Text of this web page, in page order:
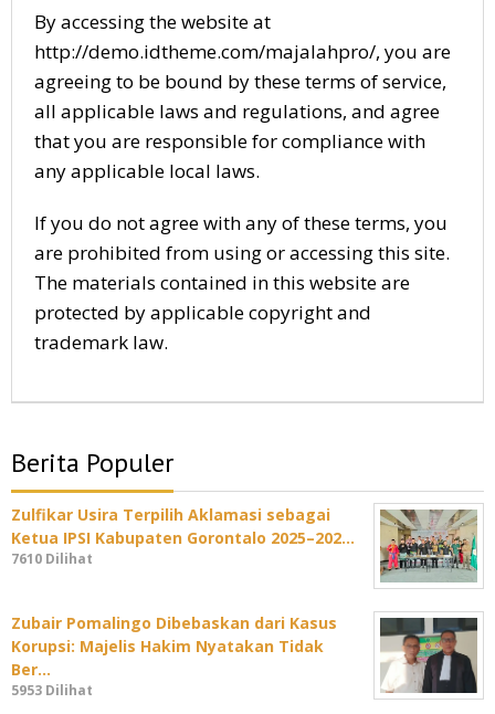
8
September
2017
oleh
maleonews.com
By accessing the website at
http://demo.idtheme.com/majalahpro/, you are
agreeing to be bound by these terms of service,
all applicable laws and regulations, and agree
that you are responsible for compliance with
any applicable local laws.
If you do not agree with any of these terms, you
are prohibited from using or accessing this site.
The materials contained in this website are
protected by applicable copyright and
trademark law.
Berita Populer
Zulfikar Usira Terpilih Aklamasi sebagai
Ketua IPSI Kabupaten Gorontalo 2025–202…
7610 Dilihat
Zubair Pomalingo Dibebaskan dari Kasus
Korupsi: Majelis Hakim Nyatakan Tidak
Ber…
5953 Dilihat